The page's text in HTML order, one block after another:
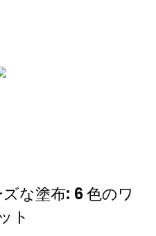
な塗布: 6 色のワ
ト